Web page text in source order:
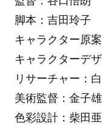
脚本：吉田玲子
キャラクター原
キャラクターデ
リサーチャー：
美術監督：金子
色彩設計：柴田